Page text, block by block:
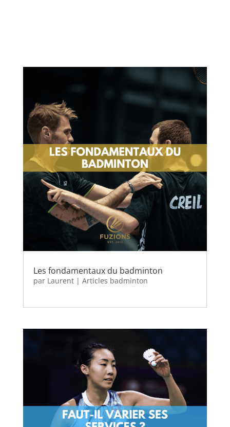
Les fondamentaux du badminton
par Laurent| Articles badminton